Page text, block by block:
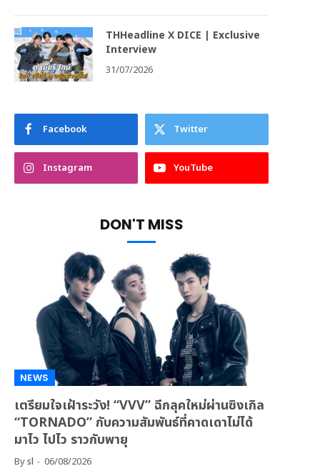
THHeadline X DICE | Exclusive
Interview
31/07/2026
Facebook Twitter
Instagram YouTube
DON'T MISS
NEWS
เตรียมใจเฝ้าระวัง! “VVV” ฉีกลุคใหม่ผ่านซิงเกิล
“TORNADO” กับความสัมพันธ์ที่คาดเดาไม่ได้
มาไว ไปไว ราวกับพายุ
Bysl 06/08/2026